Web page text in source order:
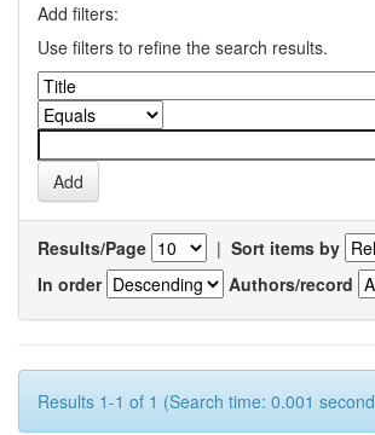
Add filters:
Use filters to refine the search results.
Results/Page | Sort items by
In order
Authors/record
Results 1-1 of 1 (Search time: 0.001